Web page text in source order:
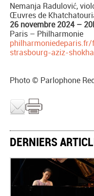
Nemanja Radulović,
Œuvres de
26 novembre 2024 –
Paris – Philharmonie
strasbourg-aziz-
Photo © Parlophone
DERNIERS